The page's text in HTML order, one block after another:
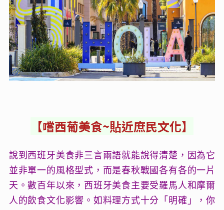
【嚐西葡美食~貼近庶民文化】
說到西班牙美食非三言兩語就能說得清楚，因為它
並非單一的風格型式，而是春秋戰國各有各的一片
天。數百年以來，西班牙美食主要受羅馬人和摩爾
人的飲食文化影響。如料理方式十分「明確」，你